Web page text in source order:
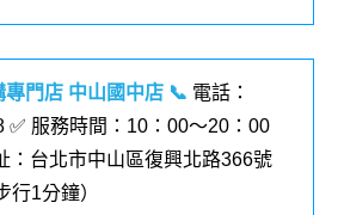
門店 中山國中店 📞 電話：
✅ 服務時間：10：00～20：00
：台北市中山區復興北路366號
行1分鐘）